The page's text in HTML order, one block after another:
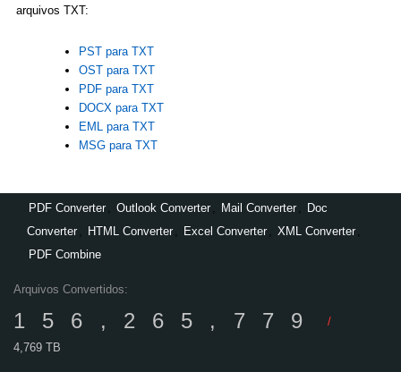
arquivos TXT:
PST para TXT
OST para TXT
PDF para TXT
DOCX para TXT
EML para TXT
MSG para TXT
PDF Converter , Outlook Converter , Mail Converter ,
Doc
Converter , HTML Converter , Excel Converter , XML Converter ,
PDF Combine
Arquivos Convertidos:
156,265,779
/
4,769 TB